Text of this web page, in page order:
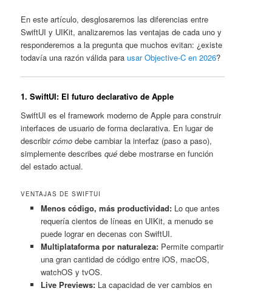
En este artículo, desglosaremos las diferencias entre
SwiftUI y UIKit, analizaremos las ventajas de cada uno y
responderemos a la pregunta que muchos evitan: ¿existe
todavía una razón válida parausar Objective-C en 2026?
1. SwiftUI: El futuro declarativo de Apple
SwiftUI es el framework moderno de Apple para construir
interfaces de usuario de forma declarativa. En lugar de
describircómo debe cambiar la interfaz (paso a paso),
simplemente describesqué debe mostrarse en función
del estado actual.
VENTAJAS DE SWIFTUI
Menos código, más productividad:Lo que antes
requería cientos de líneas en UIKit, a menudo se
puede lograr en decenas con SwiftUI.
Multiplataforma por naturaleza:Permite compartir
una gran cantidad de código entre iOS, macOS,
watchOS y tvOS.
Live Previews:La capacidad de ver cambios en